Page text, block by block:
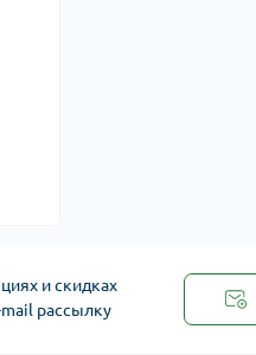
и скидках
рассылку